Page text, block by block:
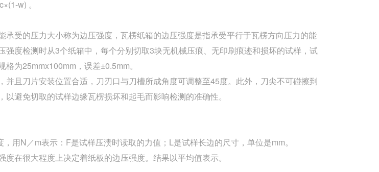
w) 。
承受的压力大小称为边压强度，瓦楞纸箱的边压强度是指承受平行于瓦楞方向压力的能
强度检测时从3个纸箱中，每个分别切取3块无机械压痕、无印刷痕迹和损坏的试样，试
为25mmx100mm，误差±0.5mm。
并且刀片安装位置合适，刀刃口与刀槽所成角度可调整至45度。此外，刀尖不可碰擦到
以避免切取的试样边缘瓦楞损坏和起毛而影响检测的准确性。
用N／m表示：F是试样压溃时读取的力值；L是试样长边的尺寸，单位是mm。
度在很大程度上决定着纸板的边压强度。结果以平均值表示。